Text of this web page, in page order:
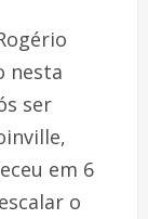
nesta
ser
em 6
o